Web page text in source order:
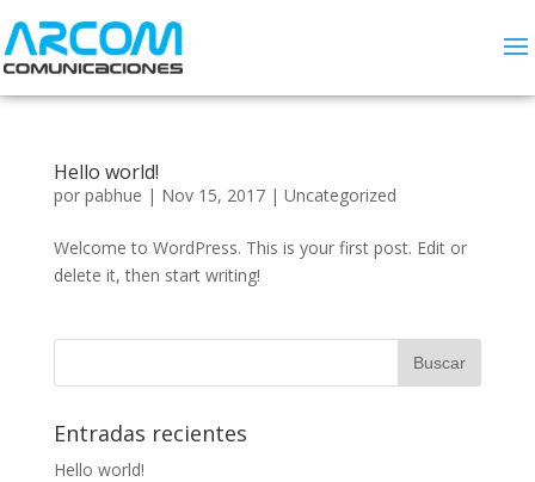
Hello world!
por pabhue | Nov 15, 2017| Uncategorized
Welcome to WordPress. This is your first post. Edit or
delete it, then start writing!
Entradas recientes
Hello world!